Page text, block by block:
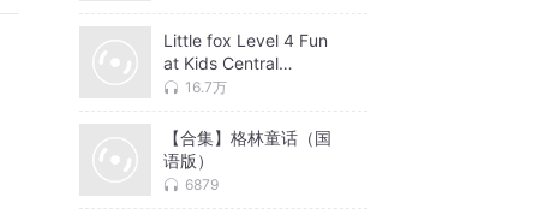
Little fox Level 4 Fun
at Kids Central
1_Welcome
16.7万
【合集】格林童话（国
语版）
6879